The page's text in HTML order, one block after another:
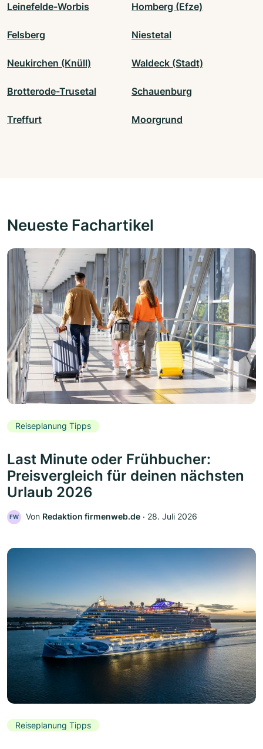
Leinefelde-Worbis Homberg (Efze)
Felsberg Niestetal
Neukirchen (Knüll) Waldeck (Stadt)
Brotterode-Trusetal Schauenburg
Treffurt Moorgrund
Neueste Fachartikel
Reiseplanung Tipps
Last Minute oder Frühbucher:
Preisvergleich für deinen nächsten
Urlaub 2026
FW Von Redaktion firmenweb.de ‧ 28. Juli 2026
Reiseplanung Tipps